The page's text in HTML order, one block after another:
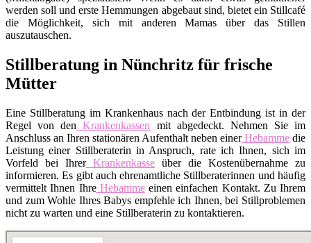
werden soll und erste Hemmungen abgebaut sind, bietet ein Stillcafé
die Möglichkeit, sich mit anderen Mamas über das Stillen
auszutauschen.
Stillberatung in Nünchritz für frische
Mütter
Eine Stillberatung im Krankenhaus nach der Entbindung ist in der
Regel von den Krankenkassen mit abgedeckt. Nehmen Sie im
Anschluss an Ihren stationären Aufenthalt neben einerHebamme die
Leistung einer Stillberaterin in Anspruch, rate ich Ihnen, sich im
Vorfeld bei IhrerKrankenkasse über die Kostenübernahme zu
informieren. Es gibt auch ehrenamtliche Stillberaterinnen und häufig
vermittelt Ihnen IhreHebammeeinen einfachen Kontakt. Zu Ihrem
und zum Wohle Ihres Babys empfehle ich Ihnen, bei Stillproblemen
nicht zu warten und eine Stillberaterin zu kontaktieren.